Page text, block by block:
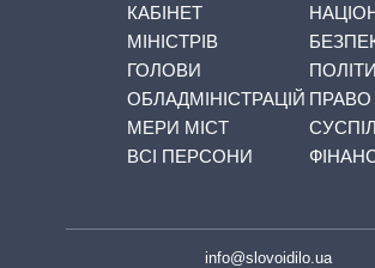
КАБІНЕТ
МІНІСТРІВ
ГОЛОВИ
ОБЛАДМІНІСТРАЦІЙ
МЕРИ МІСТ
ВСІ ПЕРСОНИ
ПРАВО
info@slovoidilo.ua